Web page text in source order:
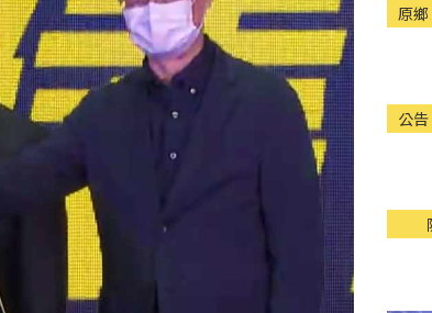
原鄉
公告